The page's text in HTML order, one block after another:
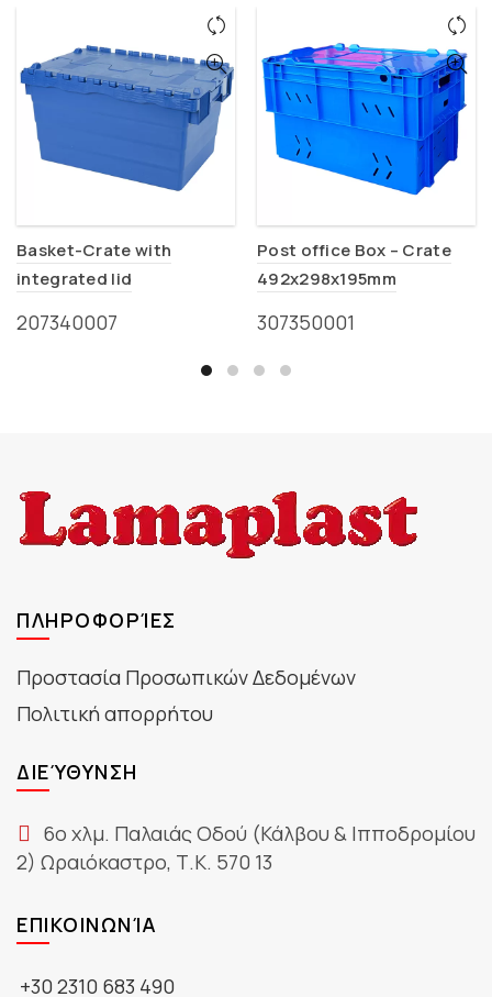
Basket-Crate with
integrated lid
207340007
Post office Box – Crate
492x298x195mm
307350001
ΠΛΗΡΟΦΟΡΊΕΣ
Προστασία Προσωπικών Δεδομένων
Πολιτική απορρήτου
ΔΙΕΎΘΥΝΣΗ
6ο χλμ. Παλαιάς Οδού (Κάλβου & Ιπποδρομίου
2) Ωραιόκαστρο, Τ.Κ. 570 13
ΕΠΙΚΟΙΝΩΝΊΑ
+30 2310 683 490